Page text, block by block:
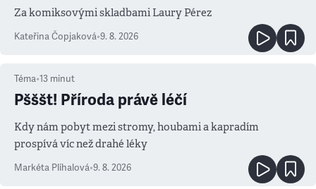
Za komiksovými skladbami Laury Pérez
Kateřina Čopjaková•9. 8. 2026
Téma•13 minut
Pšššt! Příroda právě léčí
Kdy nám pobyt mezi stromy, houbami a kapradím
prospívá víc než drahé léky
Markéta Plíhalová•9. 8. 2026